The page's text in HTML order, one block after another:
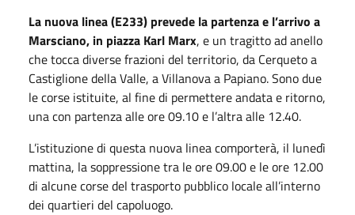
La nuova linea (E233) prevede la partenza e l’arrivo a
Marsciano, in piazza Karl Marx, e un tragitto ad anello
che tocca diverse frazioni del territorio, da Cerqueto a
Castiglione della Valle, a Villanova a Papiano. Sono due
le corse istituite, al fine di permettere andata e ritorno,
una con partenza alle ore 09.10 e l’altra alle 12.40.
L’istituzione di questa nuova linea comporterà, il lunedì
mattina, la soppressione tra le ore 09.00 e le ore 12.00
di alcune corse del trasporto pubblico locale all’interno
dei quartieri del capoluogo.